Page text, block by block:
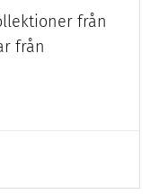
från
från